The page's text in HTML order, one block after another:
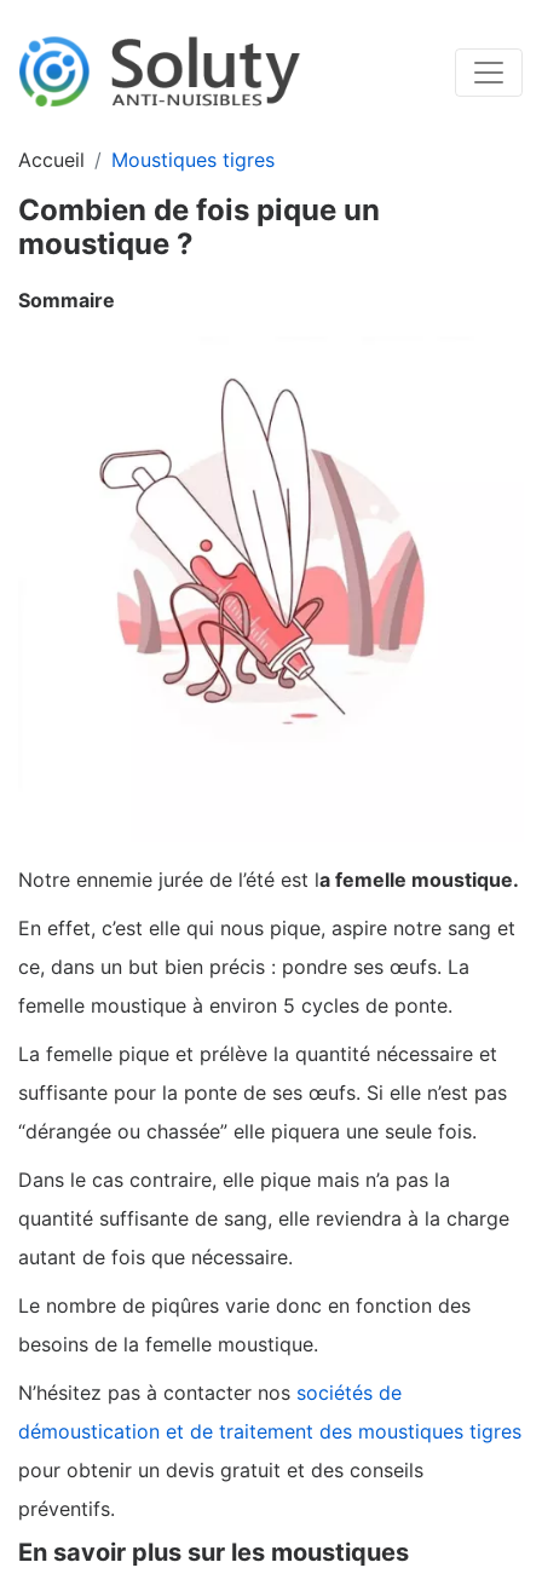
Accueil Moustiques tigres
Combien de fois pique un
moustique ?
Sommaire
Notre ennemie jurée de l’été est la femelle moustique.
En effet, c’est elle qui nous pique, aspire notre sang et
ce, dans un but bien précis : pondre ses œufs. La
femelle moustique à environ 5 cycles de ponte.
La femelle pique et prélève la quantité nécessaire et
suffisante pour la ponte de ses œufs. Si elle n’est pas
“dérangée ou chassée” elle piquera une seule fois.
Dans le cas contraire, elle pique mais n’a pas la
quantité suffisante de sang, elle reviendra à la charge
autant de fois que nécessaire.
Le nombre de piqûres varie donc en fonction des
besoins de la femelle moustique.
N’hésitez pas à contacter nos sociétés de
démoustication et de traitement des moustiques tigres
pour obtenir un devis gratuit et des conseils
préventifs.
En savoir plus sur les moustiques